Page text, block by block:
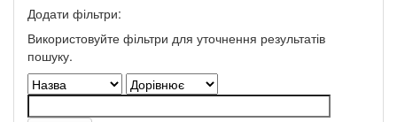
Додати фільтри:
Використовуйте фільтри для уточнення результатів
пошуку.